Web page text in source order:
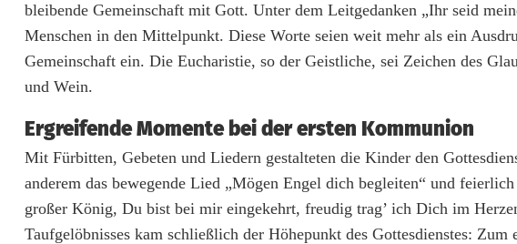
e
m
e
i
n
d
e
bleibende Gemeinschaft mit Gott. Unter dem Leitgedanken „Ihr seid
Menschen in den Mittelpunkt. Diese Worte seien weit mehr als ein
Gemeinschaft ein. Die Eucharistie, so der Geistliche, sei Zeichen des
und Wein.
Ergreifende Momente bei der ersten Kommunion
Mit Fürbitten, Gebeten und Liedern gestalteten die Kinder den
anderem das bewegende Lied „Mögen Engel dich begleiten“ und
großer König, Du bist bei mir eingekehrt, freudig trag’ ich Dich im
Taufgelöbnisses kam schließlich der Höhepunkt des Gottesdienstes: